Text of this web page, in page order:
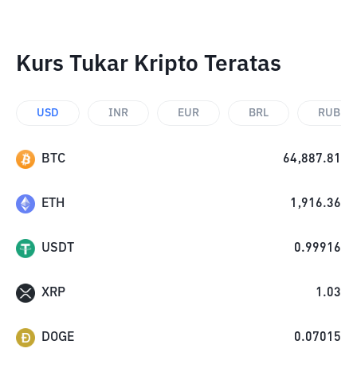
Kurs Tukar Kripto Teratas
USD INR EUR BRL RUB
BTC 64,887.81
ETH 1,916.36
USDT 0.99916
XRP 1.03
DOGE 0.07015